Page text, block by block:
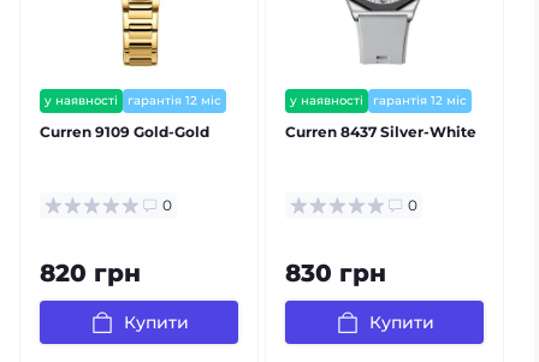
у наявності гарантія 12 міс
Сurren 9109 Gold-Gold
0
820 грн
Купити
у наявності
гарантія 12 міс
залишилось мало
Curren 8437 Silver-White
0
830 грн
Купити